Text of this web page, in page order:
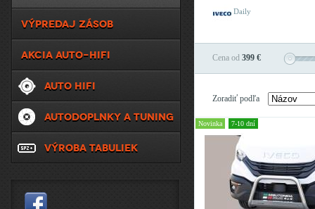
Daily
Cena od 399 €
Zoradiť podľa
Novinka 7-10 dní
VÝPREDAJ ZÁSOB
AKCIA AUTO-HIFI
AUTO HIFI
AUTODOPLNKY A TUNING
VÝROBA TABULIEK